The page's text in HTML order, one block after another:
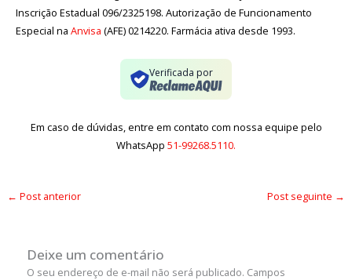
Inscrição Estadual 096/2325198. Autorização de Funcionamento
Especial na Anvisa (AFE) 0214220. Farmácia ativa desde 1993.
Verificada por
Em caso de dúvidas, entre em contato com nossa equipe pelo
WhatsApp 51-99268.5110.
← Post anterior Post seguinte →
Deixe um comentário
O seu endereço de e-mail não será publicado. Campos